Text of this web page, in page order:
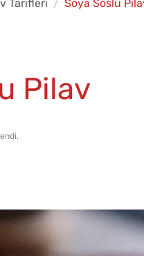
Tarifleri Soya Soslu
Pilav